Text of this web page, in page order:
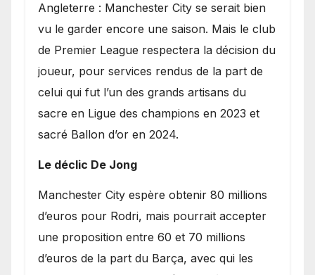
Angleterre : Manchester City se serait bien
vu le garder encore une saison. Mais le club
de Premier League respectera la décision du
joueur, pour services rendus de la part de
celui qui fut l’un des grands artisans du
sacre en Ligue des champions en 2023 et
sacré Ballon d’or en 2024.
Le déclic De Jong
​Manchester City espère obtenir 80 millions
d’euros pour Rodri, mais pourrait accepter
une proposition entre 60 et 70 millions
d’euros de la part du Barça, avec qui les